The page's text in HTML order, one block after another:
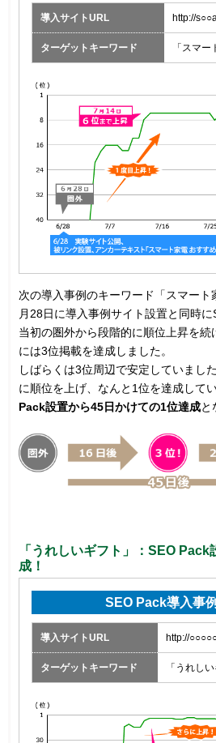
導入サイトURL http://
ターゲットキーワード 「スマー
次の導入事例のキーワード「スマー
月28日に導入事例サイト設置と同時に
当初の圏外から段階的に順位上昇を続
には3位掲載を達成しました。
しばらくは3位周辺で安定していまし
に順位を上げ、なんと1位を達成して
Pack設置から45日かけての1位達成と
「うれしいギフト」：SEO
成！
SEO Pack導入事
導入サイトURL http://
ターゲットキーワード 「うれし